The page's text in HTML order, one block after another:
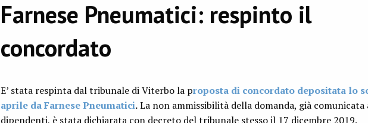
Farnese Pneumatici: respinto il
concordato
E’ stata respinta dal tribunale di Viterbo la proposta di concordato depositata lo
aprile da Farnese Pneumatici.La non ammissibilità della domanda, già comunicata
dipendenti, è stata dichiarata con decreto del tribunale stesso il 17 dicembre 2019.